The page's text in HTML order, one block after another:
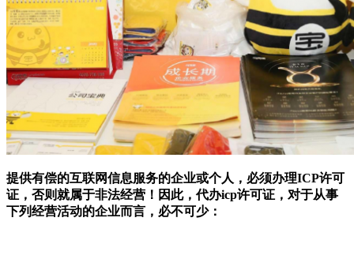
提供有偿的互联网信息服务的企业或个人，必须办理ICP许可
证，否则就属于非法经营！因此，代办icp许可证，对于从事
下列经营活动的企业而言，必不可少：